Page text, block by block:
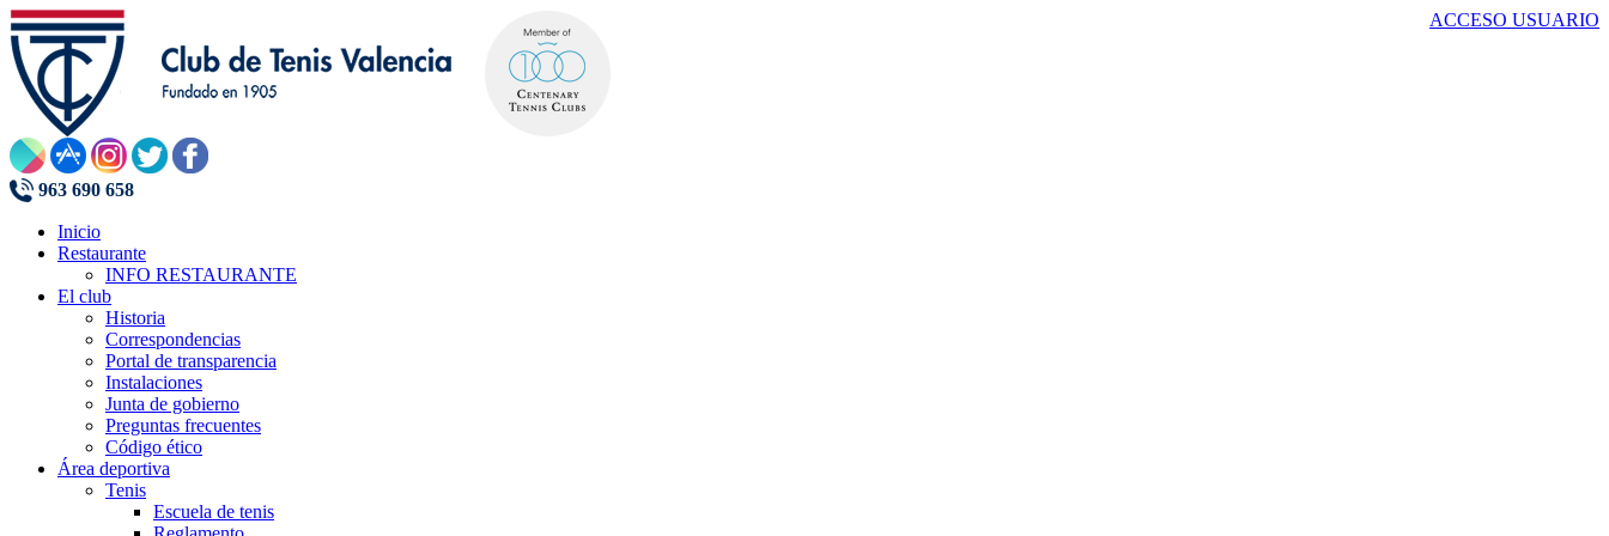
ACCESO USUARIO
963 690 658
Inicio
Restaurante
INFO RESTAURANTE
El club
Historia
Correspondencias
Portal de transparencia
Instalaciones
Junta de gobierno
Preguntas frecuentes
Código ético
Área deportiva
Tenis
Escuela de tenis